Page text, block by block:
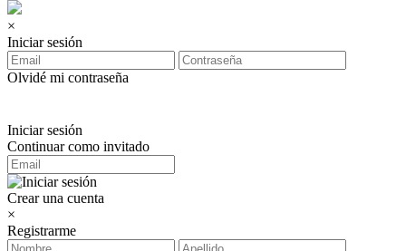
×
Iniciar sesión
Olvidé mi contraseña
Iniciar sesión
Continuar como invitado
Crear una cuenta
×
Registrarme